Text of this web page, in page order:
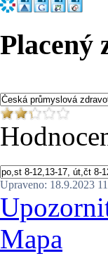
Placený
Upraveno: 18.9.2023
Mapa